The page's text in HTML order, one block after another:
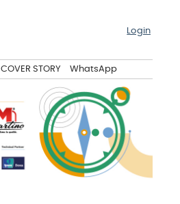
Login
COVER STORY WhatsApp